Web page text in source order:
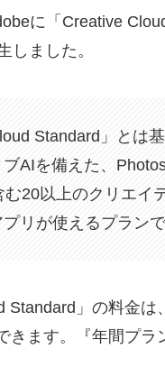
に「Creative
しました。
Standard」とは
AIを備えた、
む20以上のクリエイ
リが使えるプランで
Standard」の料金は
きます。『年間プラ